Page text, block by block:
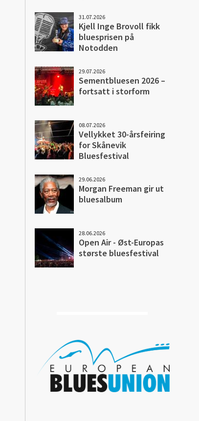
31.07.2026
Kjell Inge Brovoll fikk
bluesprisen på
Notodden
29.07.2026
Sementbluesen 2026 –
fortsatt i storform
08.07.2026
Vellykket 30-årsfeiring
for Skånevik
Bluesfestival
29.06.2026
Morgan Freeman gir ut
bluesalbum
28.06.2026
Open Air - Øst-Europas
største bluesfestival